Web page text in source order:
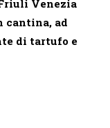
Venezia
cantina, ad
di tartufo e